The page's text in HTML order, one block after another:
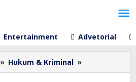
Entertainment Advetorial
» Hukum & Kriminal »
Arjo